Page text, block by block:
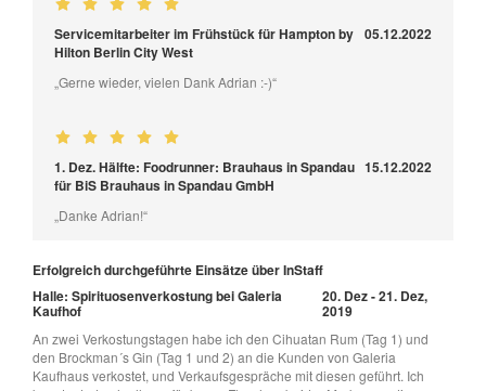
Servicemitarbeiter im Frühstück für Hampton by
Hilton Berlin City West
05.12.2022
„Gerne wieder, vielen Dank Adrian :-)“
1. Dez. Hälfte: Foodrunner: Brauhaus in Spandau
für BiS Brauhaus in Spandau GmbH
15.12.2022
„Danke Adrian!“
Erfolgreich durchgeführte Einsätze über InStaff
Halle: Spirituosenverkostung bei Galeria
Kaufhof
20. Dez - 21. Dez,
2019
An zwei Verkostungstagen habe ich den Cihuatan Rum (Tag 1) und
den Brockman´s Gin (Tag 1 und 2) an die Kunden von Galeria
Kaufhaus verkostet, und Verkaufsgespräche mit diesen geführt. Ich